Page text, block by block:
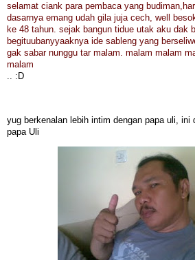
selamat ciank para pembaca yang
dasarnya emang udah gila juja cech, well
ke 48 tahun. sejak bangun tidue utak aku dak
begituubanyyaaknya ide sableng yang
gak sabar nunggu tar malam. malam malam
malam
.. :D
yug berkenalan lebih intim dengan papa uli,
papa Uli